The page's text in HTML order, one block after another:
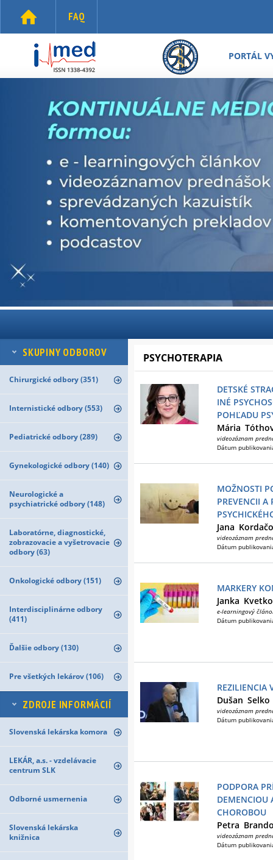
FAQ
PORTÁL
SKUPINY ODBOROV
Chirurgické odbory (351)
Internistické odbory (553)
Pediatrické odbory (289)
Gynekologické odbory (140)
Neurologické a
psychiatrické odbory (148)
Laboratórne, diagnostické,
zobrazovacie a vyšetrovacie
odbory (63)
Onkologické odbory (151)
Interdisciplinárne odbory
(411)
Ďalšie odbory (130)
Pre všetkých lekárov (106)
ZDROJE INFORMÁCIÍ
Slovenská lekárska komora
LEKÁR, a.s. - vzdelávacie
centrum SLK
Odborné usmernenia
Slovenská lekárska
knižnica
PSYCHOTERAPIA
DETSKÉ
INÉ
POHĽADU
Mária
videozáznam
Dátum
MOŽNOSTI
PREVENCII A
Jana
videozáznam
Dátum
MARKERY
Janka
e-learningový
Dátum
REZILIENCIA
Dušan Selko
videozáznam
Dátum
PODPORA
DEMENCIOU
CHOROBOU
Petra
videozáznam
Dátum